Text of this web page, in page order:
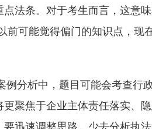
法条。对于考生而言，这意
前可能觉得偏门的知识点，现
例分析中，题目可能会考查行
聚焦于企业主体责任落实、
迅速调整思路，少去分析执